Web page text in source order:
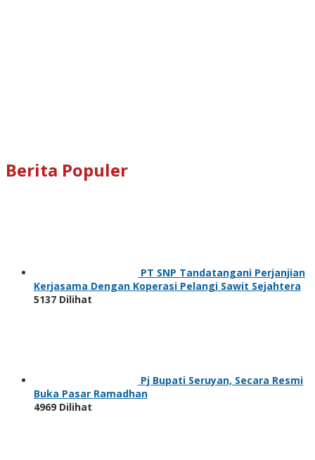
Berita Populer
PT SNP Tandatangani Perjanjian
Kerjasama Dengan Koperasi Pelangi Sawit Sejahtera
5137 Dilihat
Pj Bupati Seruyan, Secara Resmi
Buka Pasar Ramadhan
4969 Dilihat